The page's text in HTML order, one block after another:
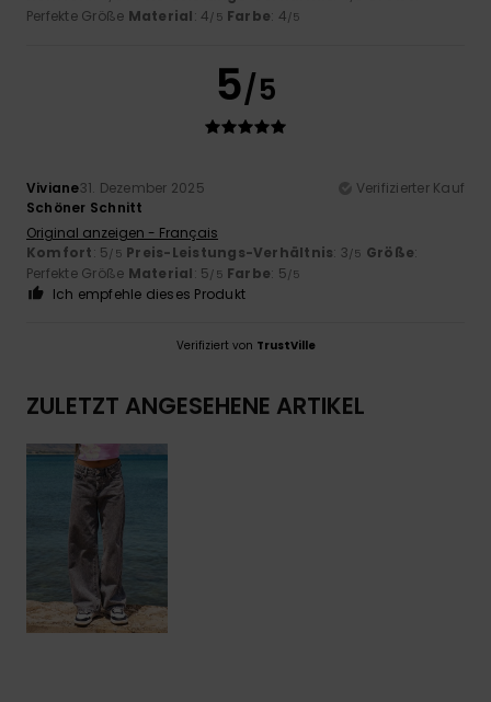
Perfekte Größe Material: 4/5 Farbe: 4/5
5/5
Viviane31. Dezember 2025
Verifizierter Kauf
Schöner Schnitt
Original anzeigen - Français
Komfort: 5/5 Preis-Leistungs-Verhältnis: 3/5 Größe:
Perfekte Größe Material: 5/5 Farbe: 5/5
Ich empfehle dieses Produkt
Verifiziert von TrustVille
ZULETZT ANGESEHENE ARTIKEL